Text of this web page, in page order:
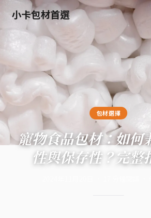
小卡包材首選
包材選擇
寵物食品包材：如何
性與保存性？完整